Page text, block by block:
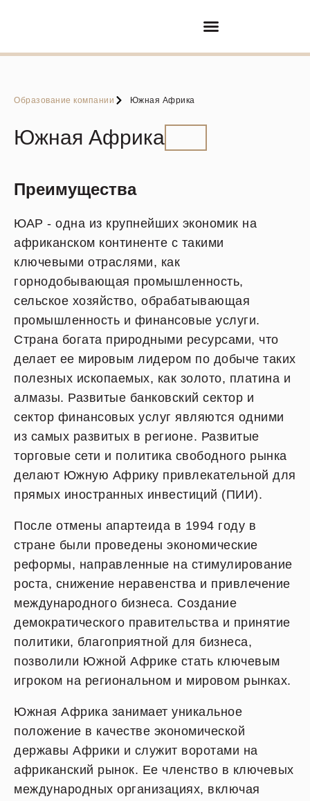
Образование компании Южная Африка
Южная Африка
Преимущества
ЮАР - одна из крупнейших экономик на
африканском континенте с такими
ключевыми отраслями, как
горнодобывающая промышленность,
сельское хозяйство, обрабатывающая
промышленность и финансовые услуги.
Страна богата природными ресурсами, что
делает ее мировым лидером по добыче таких
полезных ископаемых, как золото, платина и
алмазы. Развитые банковский сектор и
сектор финансовых услуг являются одними
из самых развитых в регионе. Развитые
торговые сети и политика свободного рынка
делают Южную Африку привлекательной для
прямых иностранных инвестиций (ПИИ).
После отмены апартеида в 1994 году в
стране были проведены экономические
реформы, направленные на стимулирование
роста, снижение неравенства и привлечение
международного бизнеса. Создание
демократического правительства и принятие
политики, благоприятной для бизнеса,
позволили Южной Африке стать ключевым
игроком на региональном и мировом рынках.
Южная Африка занимает уникальное
положение в качестве экономической
державы Африки и служит воротами на
африканский рынок. Ее членство в ключевых
международных организациях, включая